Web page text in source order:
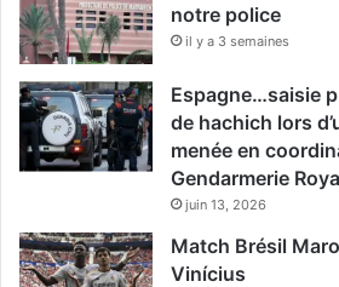
notre police
il y a 3 semaines
Espagne…saisie
de hachich lors
menée en
Gendarmerie
juin 13, 2026
Match Brésil
Vinícius